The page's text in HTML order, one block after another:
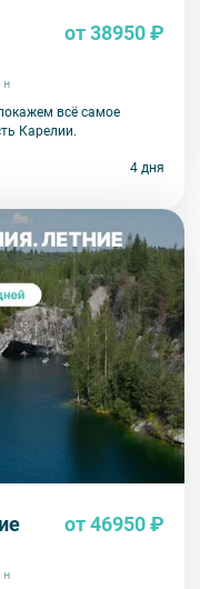
от 38950 ₽
н
всё самое
Карелии.
4 дня
от 46950 ₽
н